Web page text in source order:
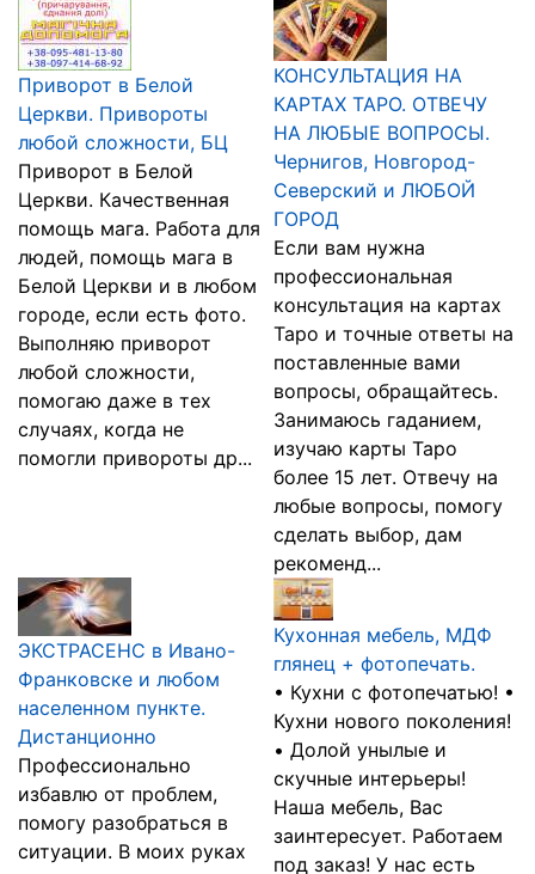
Приворот в Белой
Церкви. Привороты
любой сложности, БЦ
Приворот в Белой
Церкви. Качественная
помощь мага. Работа для
людей, помощь мага в
Белой Церкви и в любом
городе, если есть фото.
Выполняю приворот
любой сложности,
помогаю даже в тех
случаях, когда не
помогли привороты др...
КОНСУЛЬТАЦИЯ НА
КАРТАХ ТАРО. ОТВЕЧУ
НА ЛЮБЫЕ ВОПРОСЫ.
Чернигов, Новгород-
Северский и ЛЮБОЙ
ГОРОД
Если вам нужна
профессиональная
консультация на картах
Таро и точные ответы на
поставленные вами
вопросы, обращайтесь.
Занимаюсь гаданием,
изучаю карты Таро
более 15 лет. Отвечу на
любые вопросы, помогу
сделать выбор, дам
рекоменд...
ЭКСТРАСЕНС в Ивано-
Франковске и любом
населенном пункте.
Дистанционно
Профессионально
избавлю от проблем,
помогу разобраться в
ситуации. В моих руках
Кухонная мебель, МДФ
глянец + фотопечать.
• Кухни с фотопечатью! •
Кухни нового поколения!
• Долой унылые и
скучные интерьеры!
Наша мебель, Вас
заинтересует. Работаем
под заказ! У нас есть